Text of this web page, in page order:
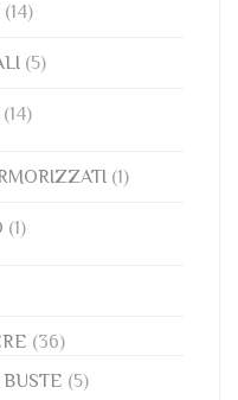
(14)
(5)
(14)
(1)
(1)
(36)
(5)